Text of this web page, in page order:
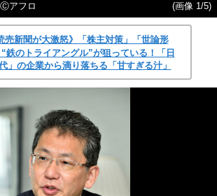
アフロ (画像 1/5)
売新聞が大激怒》「株主対策」「世論形
鉄のトライアングル”が狙っている！「日
」の企業から滴り落ちる「甘すぎる汁」